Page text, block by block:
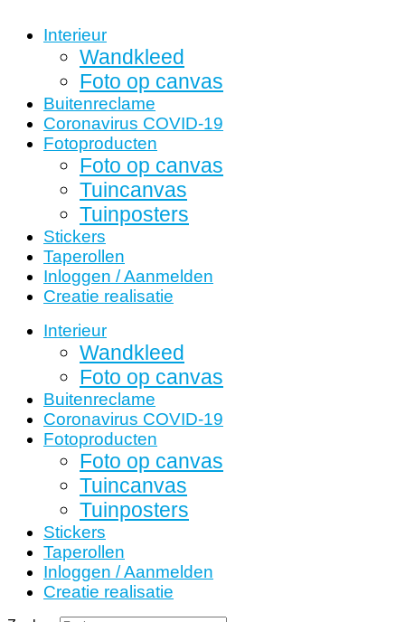
Interieur
Wandkleed
Foto op canvas
Buitenreclame
Coronavirus COVID-19
Fotoproducten
Foto op canvas
Tuincanvas
Tuinposters
Stickers
Taperollen
Inloggen / Aanmelden
Creatie realisatie
Interieur
Wandkleed
Foto op canvas
Buitenreclame
Coronavirus COVID-19
Fotoproducten
Foto op canvas
Tuincanvas
Tuinposters
Stickers
Taperollen
Inloggen / Aanmelden
Creatie realisatie